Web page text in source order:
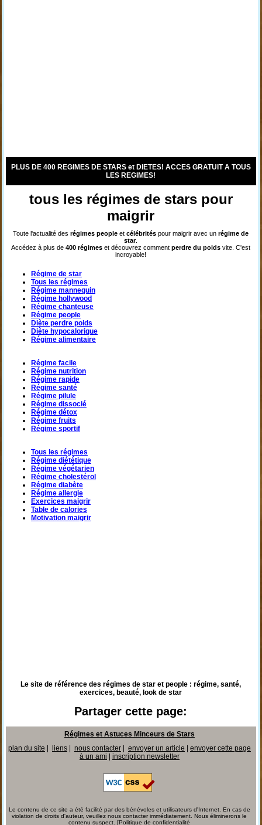
PLUS DE 400 REGIMES DE STARS et DIETES! ACCES GRATUIT A TOUS
LES REGIMES!
tous les régimes de stars pour
maigrir
Toute l'actualité desrégimespeopleetcélébrités pour maigrir avec unrégime de
star.
Accédez à plus de400 régimeset découvrez commentperdre du poidsvite. C'est
incroyable!
Régime de star
Tous les régimes
Régime mannequin
Régime hollywood
Régime chanteuse
Régime people
Diète perdre poids
Diète hypocalorique
Régime alimentaire
Régime facile
Régime nutrition
Régime rapide
Régime santé
Régime pilule
Régime dissocié
Régime détox
Régime fruits
Régime sportif
Tous les régimes
Régime diététique
Régime végétarien
Régime cholestérol
Régime diabète
Régime allergie
Exercices maigrir
Table de calories
Motivation maigrir
Le site de référence des régimes de star et people : régime, santé,
exercices, beauté, look de star
Partager cette page:
Régimes et Astuces Minceurs de Stars
plan du site
liens| nous contacter| envoyer un article
envoyer cette page
à un ami
inscription newsletter
Le contenu de ce site a été facilité par des bénévoles et utilisateurs d'Internet. En cas de
violation de droits d'auteur, veuillez nous contacter immédiatement. Nous éliminerons le
contenu suspect. [Politique de confidentialité